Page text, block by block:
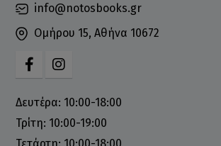
info@notosbooks.gr
Ομήρου 15, Αθήνα 10672
Δευτέρα: 10:00-18:00
Τρίτη: 10:00-19:00